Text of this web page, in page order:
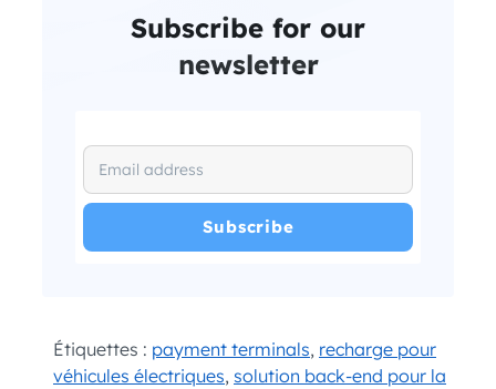
Subscribe for our
newsletter
Étiquettes : payment terminals, recharge pour
véhicules électriques, solution back-end pour la